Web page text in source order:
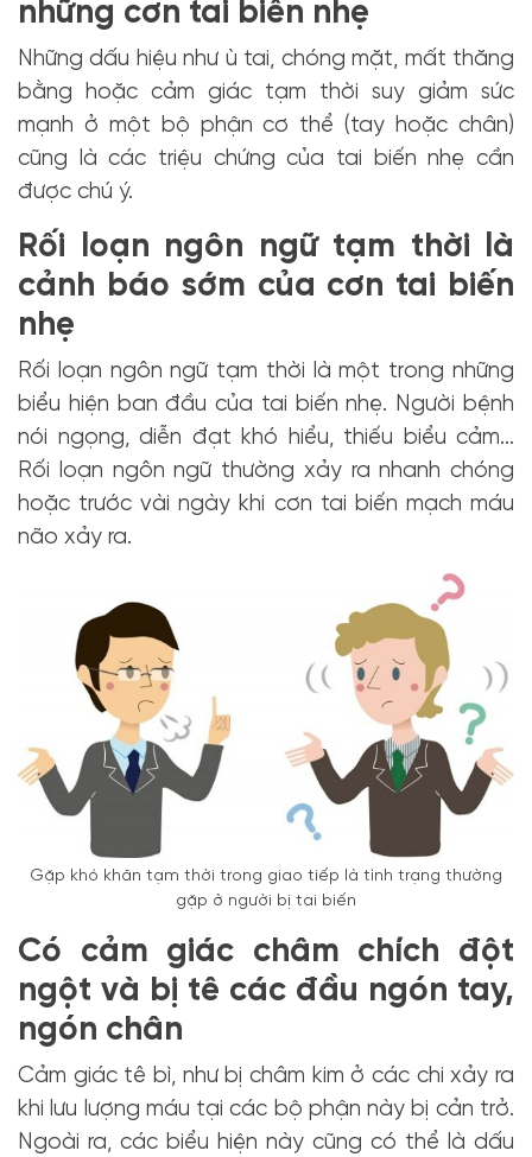
những cơn tai biến nhẹ
Những dấu hiệu như ù tai, chóng mặt, mất thăng
bằng hoặc cảm giác tạm thời suy giảm sức
mạnh ở một bộ phận cơ thể (tay hoặc chân)
cũng là các triệu chứng của tai biến nhẹ cần
được chú ý.
Rối loạn ngôn ngữ tạm thời là
cảnh báo sớm của cơn tai biến
nhẹ
Rối loạn ngôn ngữ tạm thời là một trong những
biểu hiện ban đầu của tai biến nhẹ. Người bệnh
nói ngọng, diễn đạt khó hiểu, thiếu biểu cảm…
Rối loạn ngôn ngữ thường xảy ra nhanh chóng
hoặc trước vài ngày khi cơn tai biến mạch máu
não xảy ra.
Gặp khó khăn tạm thời trong giao tiếp là tình trạng thường
gặp ở người bị tai biến
Có cảm giác châm chích đột
ngột và bị tê các đầu ngón tay,
ngón chân
Cảm giác tê bì, như bị châm kim ở các chi xảy ra
khi lưu lượng máu tại các bộ phận này bị cản trở.
Ngoài ra, các biểu hiện này cũng có thể là dấu